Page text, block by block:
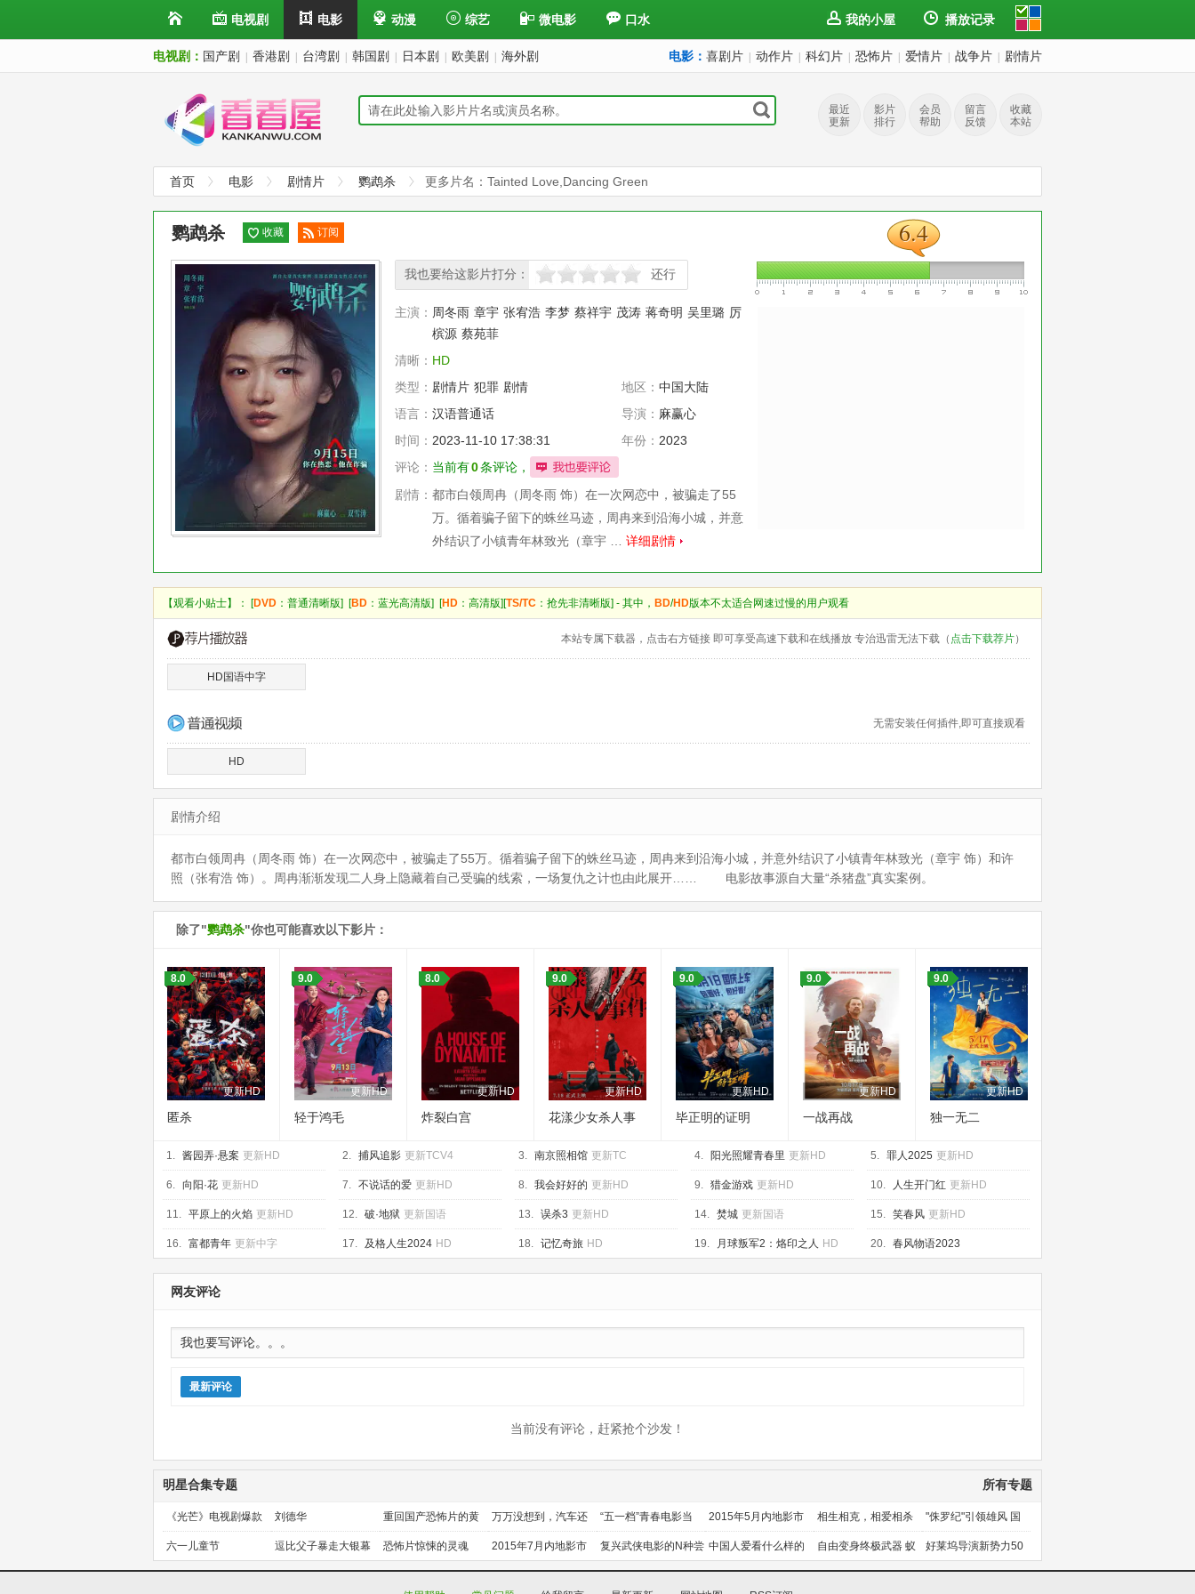
电视剧 电影 动漫 综艺 微电影 口水 我的小屋 播放记录
电视剧： 国产剧 香港剧 台湾剧 韩国剧 日本剧 欧美剧 海外剧 电影： 喜剧片 动作片 科幻片 恐怖片 爱情片 战争片 剧情片
最近
更新
影片
排行
会员
帮助
留言
反馈
收藏
本站
首页 电影 剧情片 鹦鹉杀 更多片名：Tainted Love,Dancing Green
6.4
6.4
鹦鹉杀 收藏
订阅
阅
我也要给这影片打分：
很差较差 还行推荐 力荐 还行
主演： 周冬雨 章宇 张宥浩 李梦 蔡祥宇 茂涛 蒋奇明 吴里璐 厉
槟源 蔡苑菲
清晰： HD
类型： 剧情片 犯罪 剧情 地区： 中国大陆
语言： 汉语普通话 导演： 麻赢心
时间： 2023-11-10 17:38:31 年份： 2023
评论： 当前有0条评论，
剧情： 都市白领周冉（周冬雨 饰）在一次网恋中，被骗走了55
万。循着骗子留下的蛛丝马迹，周冉来到沿海小城，并意
外结识了小镇青年林致光（章宇 … 详细剧情
【观看小贴士】： [DVD ：普通清晰版] [BD ：蓝光高清版] [HD ：高清版][TS/TC ：抢先非清晰版] - 其中， BD/HD版本不太适合网速过慢的用户观看
本站专属下载器，点击右方链接 即可享受高速下载和在线播放 专治迅雷无法下载（ 点击下载荐片）
HD国语中字
无需安装任何插件,即可直接观看
HD
剧情介绍
都市白领周冉（周冬雨 饰）在一次网恋中，被骗走了55万。循着骗子留下的蛛丝马迹，周冉来到沿海小城，并意外结识了小镇青年林致光（章宇 饰）和许
照（张宥浩 饰）。周冉渐渐发现二人身上隐藏着自己受骗的线索，一场复仇之计也由此展开…… 电影故事源自大量“杀猪盘”真实案例。
除了"鹦鹉杀"你也可能喜欢以下影片：
更新HD
8.0
匿杀
更新HD
9.0
轻于鸿毛
更新HD
8.0
炸裂白宫
更新HD
9.0
花漾少女杀人事
更新HD
9.0
毕正明的证明
更新HD
9.0
一战再战
更新HD
9.0
独一无二
1. 酱园弄·悬案 更新HD 2. 捕风追影 更新TCV4 3. 南京照相馆 更新TC 4. 阳光照耀青春里 更新HD 5. 罪人2025 更新HD
6. 向阳·花 更新HD 7. 不说话的爱 更新HD 8. 我会好好的 更新HD 9. 猎金游戏 更新HD 10. 人生开门红 更新HD
11. 平原上的火焰 更新HD 12. 破·地狱 更新国语 13. 误杀3 更新HD 14. 焚城 更新国语 15. 笑春风 更新HD
16. 富都青年 更新中字 17. 及格人生2024 HD 18. 记忆奇旅 HD 19. 月球叛军2：烙印之人 HD 20. 春风物语2023
网友评论
最新评论
当前没有评论，赶紧抢个沙发！
所有专题
明星合集专题
《光芒》电视剧爆款
预定！
刘德华 重回国产恐怖片的黄
金时代
万万没想到，汽车还
能干这个？
“五一档”青春电影当
道
2015年5月内地影市
前瞻
相生相克，相爱相杀 "侏罗纪"引领雄风 国
产片下旬逆袭
六一儿童节 逗比父子暴走大银幕 恐怖片惊悚的灵魂 2015年7月内地影市
前瞻
复兴武侠电影的N种尝
试
中国人爱看什么样的
喜剧？
自由变身终极武器 蚁
人能力使用者大盘点
好莱坞导演新势力50
人上篇